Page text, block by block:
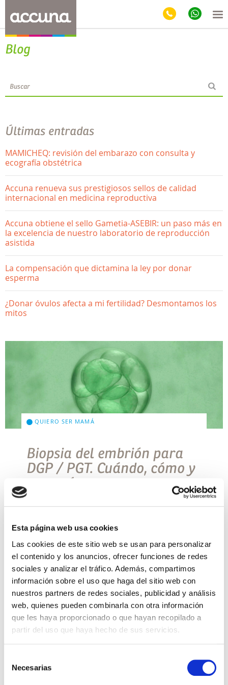
Esta página web usa cookies
Las cookies de este sitio web se usan para personalizar
el contenido y los anuncios, ofrecer funciones de redes
sociales y analizar el tráfico. Además, compartimos
información sobre el uso que haga del sitio web con
nuestros partners de redes sociales, publicidad y análisis
web, quienes pueden combinarla con otra información
que les haya proporcionado o que hayan recopilado a
partir del uso que haya hecho de sus servicios.
Necesarias
Blog
Últimas entradas
MAMICHEQ: revisión del embarazo con consulta y
ecografía obstétrica
Accuna renueva sus prestigiosos sellos de calidad
internacional en medicina reproductiva
Accuna obtiene el sello Gametia-ASEBIR: un paso más en
la excelencia de nuestro laboratorio de reproducción
asistida
La compensación que dictamina la ley por donar
esperma
¿Donar óvulos afecta a mi fertilidad? Desmontamos los
mitos
QUIERO SER MAMÁ
Biopsia del embrión para
DGP / PGT. Cuándo, cómo y
por qué.
La biopsia embrionaria es necesaria para realizar
poder saber si un embrión es genéticamente
“sano”. Para poder conocer esta información
genética, se debe de […]
Leer más >